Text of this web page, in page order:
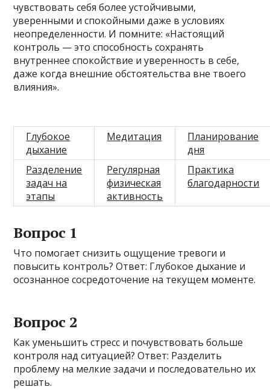
чувствовать себя более устойчивыми,
уверенными и спокойными даже в условиях
неопределенности. И помните: «Настоящий
контроль — это способность сохранять
внутреннее спокойствие и уверенность в себе,
даже когда внешние обстоятельства вне твоего
влияния».
Глубокое
дыхание
Медитация
Планирование
дня
Разделение
задач на
этапы
Регулярная
физическая
активность
Практика
благодарности
Вопрос 1
Что помогает снизить ощущение тревоги и
повысить контроль? Ответ: Глубокое дыхание и
осознанное сосредоточение на текущем моменте.
Вопрос 2
Как уменьшить стресс и почувствовать больше
контроля над ситуацией? Ответ: Разделить
проблему на мелкие задачи и последовательно их
решать.